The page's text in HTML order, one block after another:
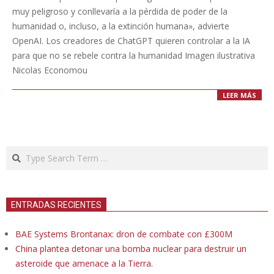
muy peligroso y conllevaría a la pérdida de poder de la
humanidad o, incluso, a la extinción humana», advierte
OpenAI. Los creadores de ChatGPT quieren controlar a la IA
para que no se rebele contra la humanidad Imagen ilustrativa
Nicolas Economou
LEER MÁS
Search
ENTRADAS RECIENTES
BAE Systems Brontanax: dron de combate con £300M
China plantea detonar una bomba nuclear para destruir un
asteroide que amenace a la Tierra.